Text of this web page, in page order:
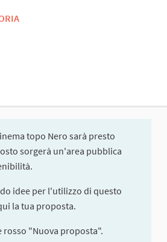
topo Nero sarà presto
sorgerà un'area pubblica
idee per l'utilizzo di questo
la tua proposta.
rosso "Nuova proposta".